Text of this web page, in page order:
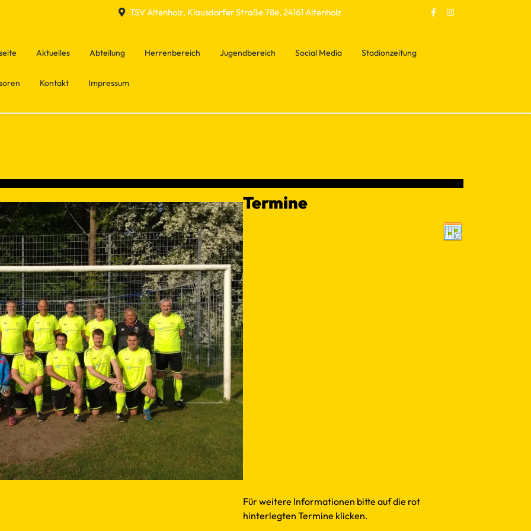
TSV Altenholz, Klausdorfer Straße 78e, 24161 Altenholz
Aktuelles Abteilung Herrenbereich Jugendbereich Social Media Stadionzeitung
Kontakt Impressum
Termine
No events found within criteria
←
Für weitere Informationen bitte auf die rot
hinterlegten Termine klicken.